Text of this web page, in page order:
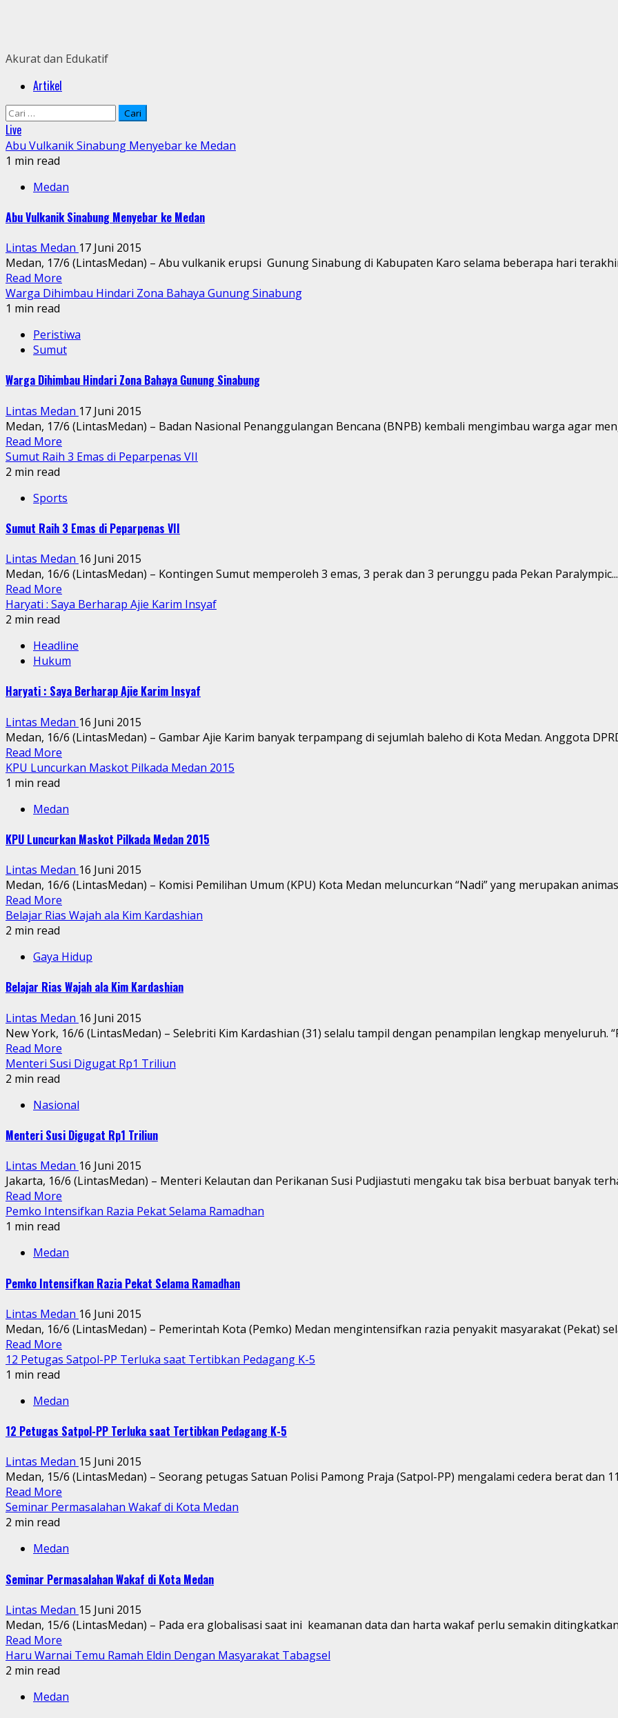
Akurat dan Edukatif
PrimaryArtikel
Cari
untuk:
Live
Abu Vulkanik Sinabung Menyebar ke Medan
1 min read
Medan
Abu Vulkanik Sinabung Menyebar ke Medan
Lintas Medan 17 Juni 2015
Medan, 17/6 (LintasMedan) – Abu vulkanik erupsi Gunung Sinabung di Kabupaten Karo selama beberapa hari
Read More
Warga Dihimbau Hindari Zona Bahaya Gunung Sinabung
1 min read
Peristiwa
Sumut
Warga Dihimbau Hindari Zona Bahaya Gunung Sinabung
Lintas Medan 17 Juni 2015
Medan, 17/6 (LintasMedan) – Badan Nasional Penanggulangan Bencana (BNPB) kembali mengimbau warga agar
Read More
Sumut Raih 3 Emas di Peparpenas VII
2 min read
Sports
Sumut Raih 3 Emas di Peparpenas VII
Lintas Medan 16 Juni 2015
Medan, 16/6 (LintasMedan) – Kontingen Sumut memperoleh 3 emas, 3 perak dan 3 perunggu pada Pekan Paralympic...
Read More
Haryati : Saya Berharap Ajie Karim Insyaf
2 min read
Headline
Hukum
Haryati : Saya Berharap Ajie Karim Insyaf
Lintas Medan 16 Juni 2015
Medan, 16/6 (LintasMedan) – Gambar Ajie Karim banyak terpampang di sejumlah baleho di Kota Medan. Anggota
Read More
KPU Luncurkan Maskot Pilkada Medan 2015
1 min read
Medan
KPU Luncurkan Maskot Pilkada Medan 2015
Lintas Medan 16 Juni 2015
Medan, 16/6 (LintasMedan) – Komisi Pemilihan Umum (KPU) Kota Medan meluncurkan “Nadi” yang merupakan
Read More
Belajar Rias Wajah ala Kim Kardashian
2 min read
Gaya Hidup
Belajar Rias Wajah ala Kim Kardashian
Lintas Medan 16 Juni 2015
New York, 16/6 (LintasMedan) – Selebriti Kim Kardashian (31) selalu tampil dengan penampilan lengkap menyeluruh.
Read More
Menteri Susi Digugat Rp1 Triliun
2 min read
Nasional
Menteri Susi Digugat Rp1 Triliun
Lintas Medan 16 Juni 2015
Jakarta, 16/6 (LintasMedan) – Menteri Kelautan dan Perikanan Susi Pudjiastuti mengaku tak bisa berbuat banyak
Read More
Pemko Intensifkan Razia Pekat Selama Ramadhan
1 min read
Medan
Pemko Intensifkan Razia Pekat Selama Ramadhan
Lintas Medan 16 Juni 2015
Medan, 16/6 (LintasMedan) – Pemerintah Kota (Pemko) Medan mengintensifkan razia penyakit masyarakat (Pekat)
Read More
12 Petugas Satpol-PP Terluka saat Tertibkan Pedagang K-5
1 min read
Medan
12 Petugas Satpol-PP Terluka saat Tertibkan Pedagang K-5
Lintas Medan 15 Juni 2015
Medan, 15/6 (LintasMedan) – Seorang petugas Satuan Polisi Pamong Praja (Satpol-PP) mengalami cedera berat dan
Read More
Seminar Permasalahan Wakaf di Kota Medan
2 min read
Medan
Seminar Permasalahan Wakaf di Kota Medan
Lintas Medan 15 Juni 2015
Medan, 15/6 (LintasMedan) – Pada era globalisasi saat ini keamanan data dan harta wakaf perlu semakin
Read More
Haru Warnai Temu Ramah Eldin Dengan Masyarakat Tabagsel
2 min read
Medan